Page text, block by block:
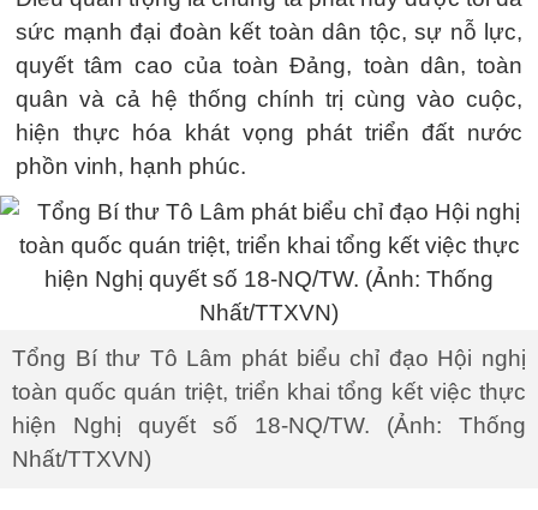
sức mạnh đại đoàn kết toàn dân tộc, sự nỗ lực,
quyết tâm cao của toàn Đảng, toàn dân, toàn
quân và cả hệ thống chính trị cùng vào cuộc,
hiện thực hóa khát vọng phát triển đất nước
phồn vinh, hạnh phúc.
Tổng Bí thư Tô Lâm phát biểu chỉ đạo Hội nghị
toàn quốc quán triệt, triển khai tổng kết việc thực
hiện Nghị quyết số 18-NQ/TW. (Ảnh: Thống
Nhất/TTXVN)